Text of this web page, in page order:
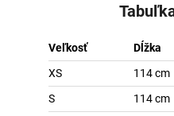
Veľkosť Dĺžka
XS
114 cm
S
114 cm